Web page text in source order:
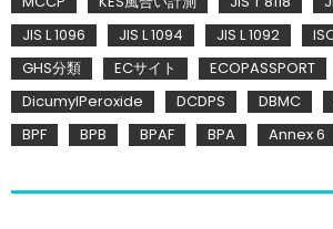
JIS L 1096
JIS L 1094 JIS L 1092
GHS分類
ECサイト
ECOPASSPORT
DicumylPeroxide
DCDPS DBMC
BPF
BPB BPAF BPA Annex 6